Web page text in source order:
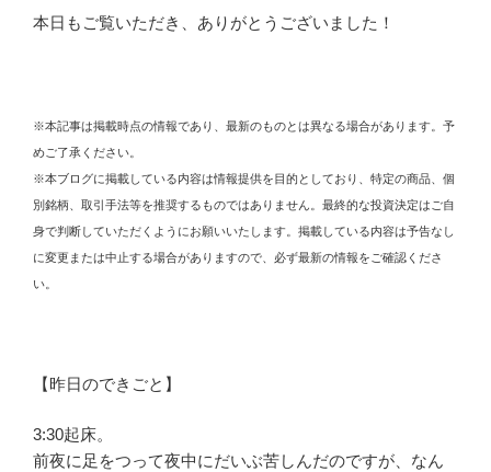
本日もご覧いただき、ありがとうございました！
※本記事は掲載時点の情報であり、最新のものとは異なる場合があります。予
めご了承ください。
※本ブログに掲載している内容は情報提供を目的としており、特定の商品、個
別銘柄、取引手法等を推奨するものではありません。最終的な投資決定はご自
身で判断していただくようにお願いいたします。掲載している内容は予告なし
に変更または中止する場合がありますので、必ず最新の情報をご確認くださ
い。
【昨日のできごと】
3:30起床。
前夜に足をつって夜中にだいぶ苦しんだのですが、なん